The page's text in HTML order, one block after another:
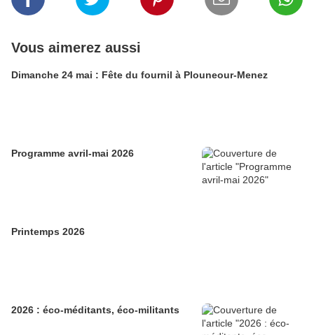
Vous aimerez aussi
Dimanche 24 mai : Fête du fournil à Plouneour-Menez
Programme avril-mai 2026
Printemps 2026
2026 : éco-méditants, éco-militants